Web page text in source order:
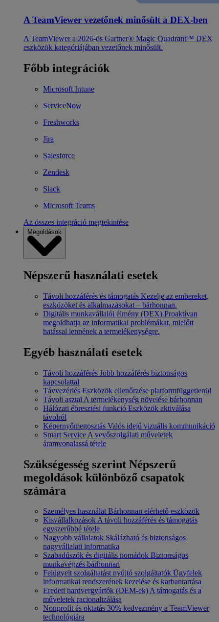
A TeamViewer vezetőnek minősült a DEX-ben
A TeamViewer a 2026-ös Gartner® Magic Quadrant™ DEX
eszközök kategóriájában vezetőnek minősült.
Főbb integrációk
Microsoft Intune
ServiceNow
Freshworks
Jira
Salesforce
Zendesk
Slack
Microsoft Teams
Az összes integráció megtekintése
Megoldások
Népszerű használati esetek
Távoli hozzáférés és támogatás Kezelje az embereket,
eszközöket és alkalmazásokat – bárhonnan.
Digitális munkavállalói élmény (DEX) Proaktívan
megoldhatja az informatikai problémákat, mielőtt
hatással lennének a termelékenységre.
Egyéb használati esetek
Távoli hozzáférés Jobb hozzáférés biztonságos
kapcsolattal
Távvezérlés Eszközök ellenőrzése platformfüggetlenül
Távoli asztal A termelékenység növelése bárhonnan
Hálózati ébresztési funkció Eszközök aktiválása
távolról
Képernyőmegosztás Valós idejű vizuális kommunikáció
Smart Service A vevőszolgálati műveletek
áramvonalassá tétele
Szükségesség szerint Népszerű
megoldások különböző csapatok
számára
Személyes használat Bárhonnan elérhető eszközök
KisvállalkozásokA távoli hozzáférés és támogatás
egyszerűbbé tétele
Nagyobb vállalatok Skálázható és biztonságos
nagyvállalati informatika
Szabadúszók és digitális nomádok Biztonságos
munkavégzés bárhonnan
Felügyelt szolgáltatást nyújtó szolgáltatók Ügyfelek
informatikai rendszerének kezelése és karbantartása
Eredeti hardvergyártók (OEM-ek)A támogatás és a
műveletek racionalizálása
Nonprofit és oktatás 30% kedvezmény a TeamViewer
technológiára